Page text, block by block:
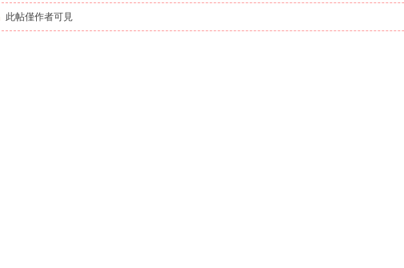
此帖僅作者可見